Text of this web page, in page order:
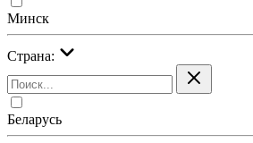
Минск
Страна:
Беларусь